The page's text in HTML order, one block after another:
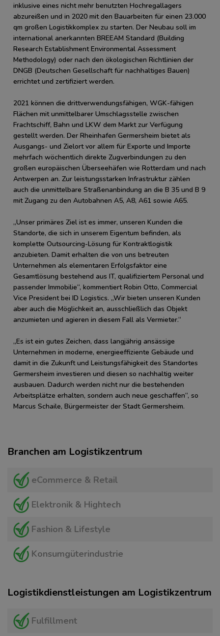
inklusive eines nicht mehr benutzten Hochregallagers
abzureißen und in 2020 mit den Bauarbeiten für einen 23.000
qm großen Logistikkomplex zu starten. Der Neubau soll im
international anerkannten BREEAM Standard (Building
Research Establishment Environmental Assessment
Methodology) oder nach den ökologischen Richtlinien der
DNGB (Deutschen Gesellschaft für nachhaltiges Bauen)
errichtet und zertifiziert werden.
2021 können die drittverwendungsfähigen, WGK-fähigen
Flächen mit unmittelbarer Umschlagsstelle zwischen
Frachtschiff, Bahn und LKW dem Markt zur Verfügung
gestellt werden. Der Rheinhafen Germersheim bietet als
Ausgangs- und Zielort vor allem für Exporte und Importe
mehrfach wöchentlich direkte Zugverbindungen zu den
großen europäischen Überseehäfen wie Rotterdam und nach
Antwerpen an. Zur leistungsstarken Infrastruktur zählen
auch die unmittelbare Straßenanbindung an die B 35 und B 9
mit Zugang zu den Autobahnen A5, A8, A61 sowie A65.
„Unser primäres Ziel ist es immer, unseren Kunden die
Standorte, die sich in unserem Eigentum befinden, als
komplette Outsourcing-Lösung für Kontraktlogistik
anzubieten. Damit erhalten die von uns betreuten
Unternehmen als elementaren Erfolgsfaktor eine
Gesamtlösung bestehend aus IT, qualifiziertem Personal und
passender Immobilie“, kommentiert Robin Otto, Commercial
Vice President bei ID Logistics. „Wir bieten unseren Kunden
aber auch die Möglichkeit an, ausschließlich das Objekt
anzumieten und agieren in diesem Fall als Vermieter.“
„Es ist ein gutes Zeichen, dass langjährig ansässige
Unternehmen in moderne, energieeffiziente Gebäude und
damit in die Zukunft und Leistungsfähigkeit des Standortes
Germersheim investieren und diesen so nachhaltig weiter
ausbauen. Dadurch werden nicht nur die bestehenden
Arbeitsplätze erhalten, sondern auch neue geschaffen“, so
Marcus Schaile, Bürgermeister der Stadt Germersheim.
Branchen am Logistikzentrum
eCommerce & Retail
Elektronik & Hightech
Fashion & Lifestyle
Konsumgüterindustrie
Logistikdienstleistungen am Logistikzentrum
Fulfillment